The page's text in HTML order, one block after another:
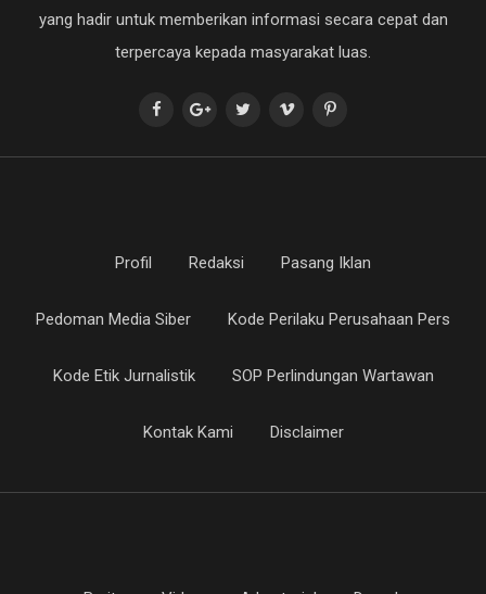
yang hadir untuk memberikan informasi secara cepat dan
terpercaya kepada masyarakat luas.
Profil Redaksi Pasang Iklan
Pedoman Media Siber Kode Perilaku Perusahaan Pers
Kode Etik Jurnalistik SOP Perlindungan Wartawan
Kontak Kami Disclaimer